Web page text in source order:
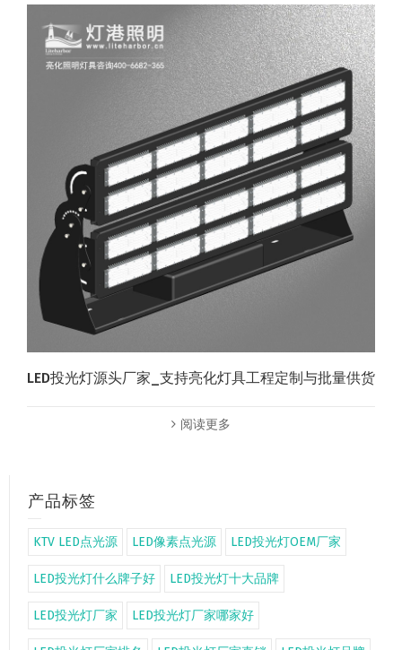
LED投光灯源头厂家_支持亮化灯具工程定制与批量供货
阅读更多
产品标签
KTV LED点光源 LED像素点光源 LED投光灯OEM厂家
LED投光灯什么牌子好 LED投光灯十大品牌
LED投光灯厂家 LED投光灯厂家哪家好